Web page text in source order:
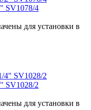
SV1078/4
для установки в
SV1028/2
для установки в